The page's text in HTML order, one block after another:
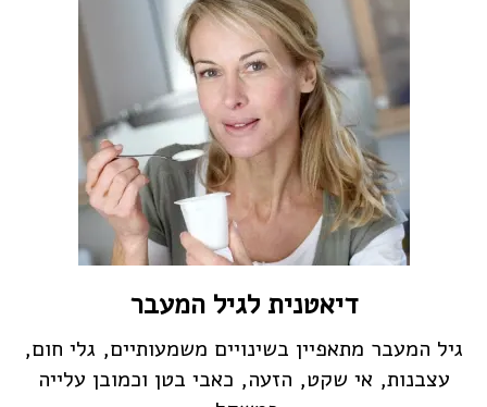
דיאטנית לגיל המעבר
גיל המעבר מתאפיין בשינויים משמעותיים, גלי חום,
עצבנות, אי שקט, הזעה, כאבי בטן וכמובן עלייה